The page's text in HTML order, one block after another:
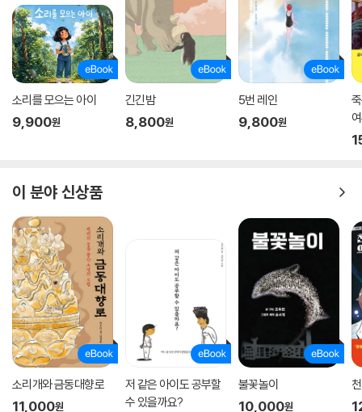
소리를 모으는 아이
9,900원
긴긴밤
8,800원
5번 레인
9,800원
이 분야 신상품
소리개와 금동대향로
11,000원
저 같은 아이도 공부할
수 있을까요?
불꽃놀이
10,000원